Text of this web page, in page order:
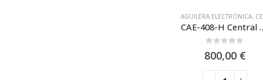
AGUILERA ELECTRÓNICA, CENTRAL ANALÓGICA
CAE-408-H Central
800,00 €